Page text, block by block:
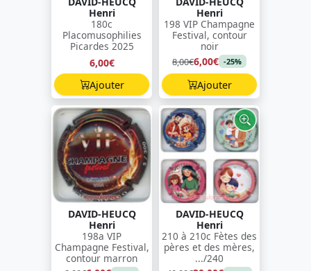
Henri
180c
Placomusophilies
Picardes 2025
6,00€
Ajouter
Henri
198 VIP Champagne
Festival, contour
noir
8,00€6,00€ -25%
Ajouter
DAVID-HEUCQ
Henri
198a VIP
Champagne Festival,
contour marron
DAVID-HEUCQ
Henri
210 à 210c Fètes des
pères et des mères,
.../240